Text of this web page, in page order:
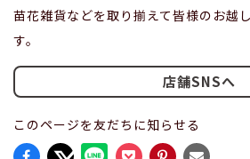
苗花雑貨などを取り揃えて皆様のお越
す。
店舗SNSへ
このページを友だちに知らせる